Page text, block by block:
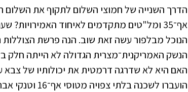
הדרך השנייה של חמוצי השלום לתקוף את השלום
אף־35 ומל"טים מתקדמים לאיחוד האמירויות?
הנוכל מבלפור עשה זאת שוב. הנה פרשת
הנשק האמריקנית־מצרית הגדולה לא הייתה
האם היא לא שדרגה דרמטית את יכולותיו של צבא
הועברו לשכנה